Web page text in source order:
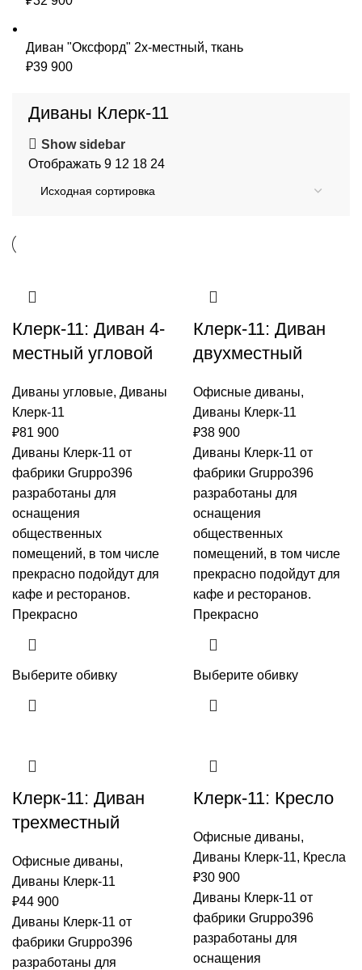
Диван "Оксфорд" 2х-местный, ткань
₽39 900
Диваны Клерк-11
Show sidebar
Отображать 9 12 18 24
Клерк-11: Диван 4-
местный угловой
Диваны угловые, Диваны
Клерк-11
₽81 900
Диваны Клерк-11 от
фабрики Gruppo396
разработаны для
оснащения
общественных
помещений, в том числе
прекрасно подойдут для
кафе и ресторанов.
Прекрасно
Выберите обивку
Клерк-11: Диван
двухместный
Офисные диваны,
Диваны Клерк-11
₽38 900
Диваны Клерк-11 от
фабрики Gruppo396
разработаны для
оснащения
общественных
помещений, в том числе
прекрасно подойдут для
кафе и ресторанов.
Прекрасно
Выберите обивку
Клерк-11: Диван
трехместный
Офисные диваны,
Диваны Клерк-11
₽44 900
Диваны Клерк-11 от
фабрики Gruppo396
разработаны для
Клерк-11: Кресло
Офисные диваны,
Диваны Клерк-11, Кресла
₽30 900
Диваны Клерк-11 от
фабрики Gruppo396
разработаны для
оснащения